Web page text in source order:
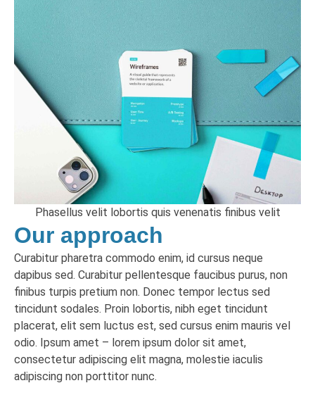
Phasellus velit lobortis quis venenatis finibus velit
Our approach
Curabitur pharetra commodo enim, id cursus neque
dapibus sed. Curabitur pellentesque faucibus purus, non
finibus turpis pretium non. Donec tempor lectus sed
tincidunt sodales. Proin lobortis, nibh eget tincidunt
placerat, elit sem luctus est, sed cursus enim mauris vel
odio. Ipsum amet – lorem ipsum dolor sit amet,
consectetur adipiscing elit magna, molestie iaculis
adipiscing non porttitor nunc.